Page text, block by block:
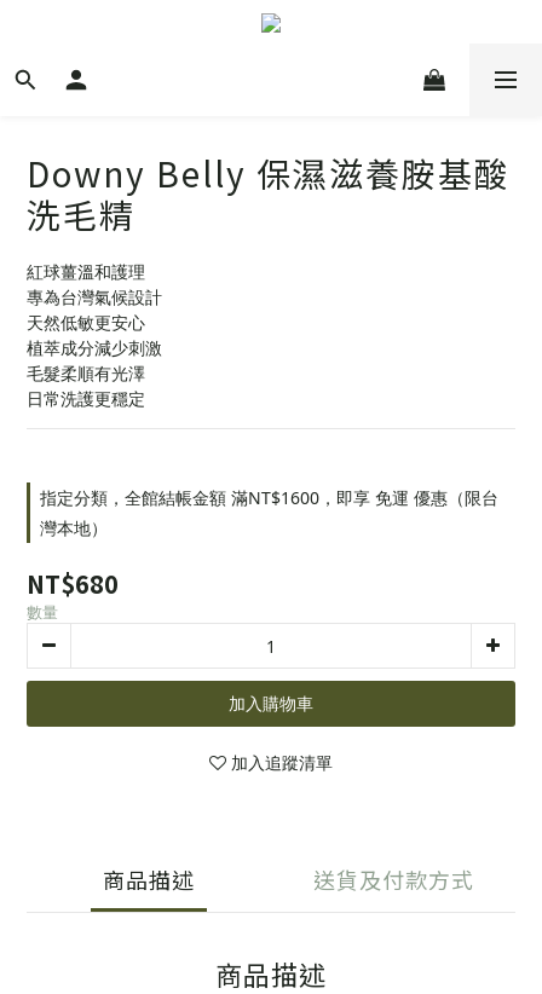
Downy Belly 保濕滋養胺基酸
洗毛精
紅球薑溫和護理
專為台灣氣候設計
天然低敏更安心
植萃成分減少刺激
毛髮柔順有光澤
日常洗護更穩定
指定分類，全館結帳金額 滿NT$1600，即享 免運 優惠（限台
灣本地）
NT$680
數量
加入購物車
加入追蹤清單
商品描述 送貨及付款方式
商品描述